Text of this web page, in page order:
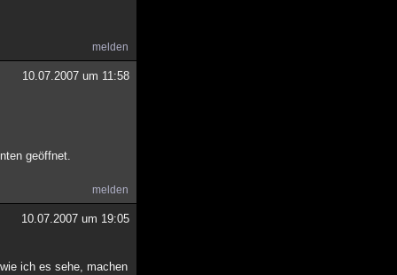
melden
10.07.2007 um 11:58
geöffnet.
melden
10.07.2007 um 19:05
ich es sehe, machen